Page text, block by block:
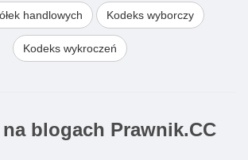
handlowych Kodeks wyborczy
Kodeks wykroczeń
blogach Prawnik.CC